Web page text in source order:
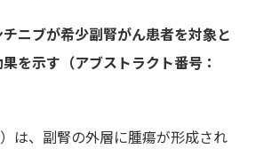
ニブが希少副腎がん患者を対象と
を示す（アブストラクト番号：
は、副腎の外層に腫瘍が形成され